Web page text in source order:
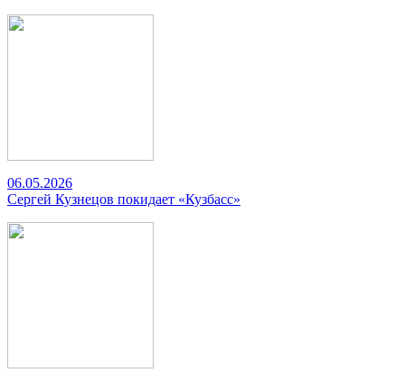
06.05.2026
Сергей Кузнецов покидает «Кузбасс»